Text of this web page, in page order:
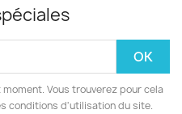
Vous trouverez pour cela
conditions d'utilisation du site.